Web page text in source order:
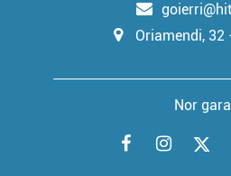
Oriamendi, 32
Nor gara